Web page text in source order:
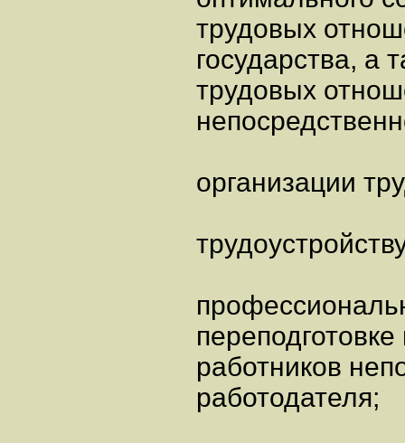
трудовых
государства, а
трудовых
организации
работников
работодателя;